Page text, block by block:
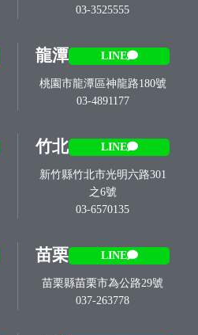
03-3525555
龍潭 LINE
桃園市龍潭區神龍路180號
03-4891177
竹北 LINE
新竹縣竹北市光明六路301
之6號
03-6570135
苗栗 LINE
苗栗縣苗栗市為公路29號
037-263778